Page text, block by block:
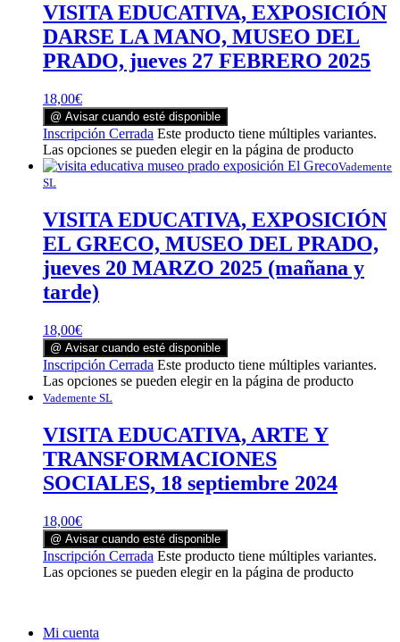
VISITA EDUCATIVA, EXPOSICIÓN
DARSE LA MANO, MUSEO DEL
PRADO, jueves 27 FEBRERO 2025
18,00€
@ Avisar cuando esté disponible
Inscripción Cerrada Este producto tiene múltiples variantes.
Las opciones se pueden elegir en la página de producto
Vademente
SL
VISITA EDUCATIVA, EXPOSICIÓN
EL GRECO, MUSEO DEL PRADO,
jueves 20 MARZO 2025 (mañana y
tarde)
18,00€
@ Avisar cuando esté disponible
Inscripción Cerrada Este producto tiene múltiples variantes.
Las opciones se pueden elegir en la página de producto
Vademente SL
VISITA EDUCATIVA, ARTE Y
TRANSFORMACIONES
SOCIALES, 18 septiembre 2024
18,00€
@ Avisar cuando esté disponible
Inscripción Cerrada Este producto tiene múltiples variantes.
Las opciones se pueden elegir en la página de producto
Mi cuenta